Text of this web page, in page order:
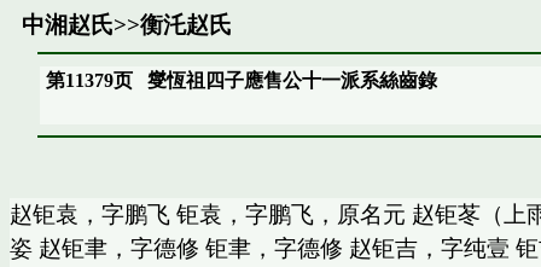
中湘赵氏>>衡汑赵氏
第11379页燮恆祖四子應售公十一派系絲齒錄
赵钜袁，字鹏飞 钜袁，字鹏飞，原名元 赵钜苳（
姿 赵钜聿，字德修 钜聿，字德修 赵钜吉，字纯壹